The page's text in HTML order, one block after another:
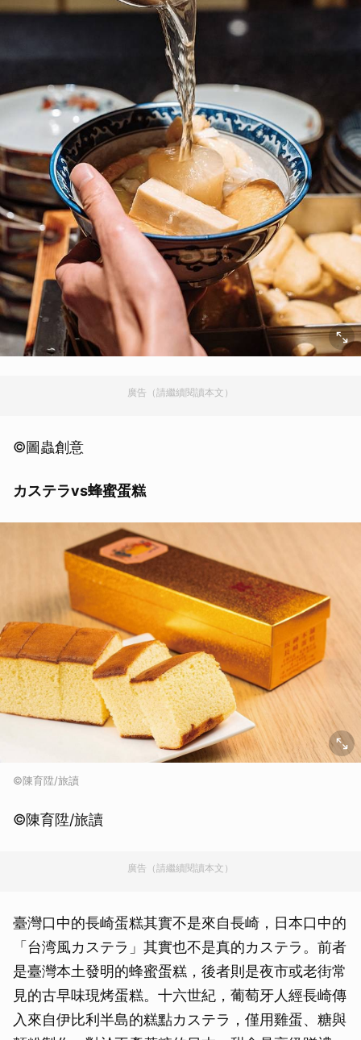
廣告（請繼續閱讀本文）
©圖蟲創意
カステラvs蜂蜜蛋糕
©陳育陞/旅讀
©陳育陞/旅讀
廣告（請繼續閱讀本文）
臺灣口中的長崎蛋糕其實不是來自長崎，日本口中的
「台湾風カステラ」其實也不是真的カステラ。前者
是臺灣本土發明的蜂蜜蛋糕，後者則是夜市或老街常
見的古早味現烤蛋糕。十六世紀，葡萄牙人經長崎傳
入來自伊比利半島的糕點カステラ，僅用雞蛋、糖與